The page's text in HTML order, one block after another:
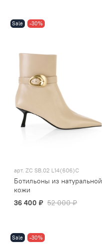
Sale -30%
арт. ZC SB.02 L14(606)C
Ботильоны из натуральной
кожи
36 400 ₽ 52 000 ₽
Sale -30%